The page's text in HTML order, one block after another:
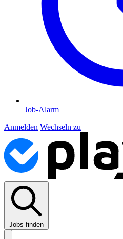
Job-Alarm
Anmelden Wechseln zu
Jobs finden